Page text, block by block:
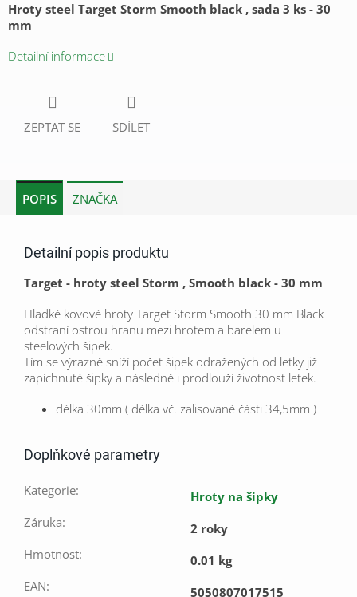
Hroty steel Target Storm Smooth black , sada 3 ks - 30
mm
Detailní informace
ZEPTAT SE SDÍLET
POPIS ZNAČKA
Detailní popis produktu
Target - hroty steel Storm , Smooth black - 30 mm
Hladké kovové hroty Target Storm Smooth 30 mm Black
odstraní ostrou hranu mezi hrotem a barelem u
steelových šipek.
Tím se výrazně sníží počet šipek odražených od letky již
zapíchnuté šipky a následně i prodlouží životnost letek.
délka 30mm ( délka vč. zalisované části 34,5mm )
Doplňkové parametry
Kategorie:
Hroty na šipky
Záruka:
2 roky
Hmotnost:
0.01 kg
EAN:
5050807017515